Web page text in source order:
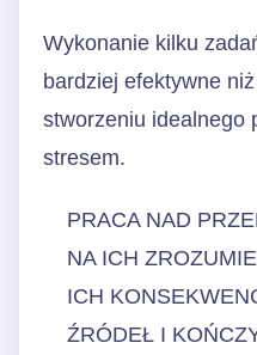
Wykonanie kilku
bardziej efektywne
stworzeniu idealnego
stresem.
PRACA NAD
NA ICH
ICH
ŹRÓDEŁ I